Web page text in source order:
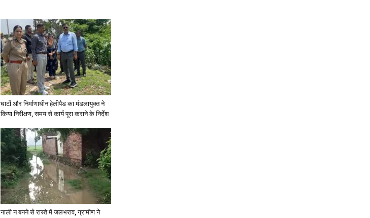
घाटों और निर्माणाधीन हेलीपैड का मंडलायुक्त ने
किया निरीक्षण, समय से कार्य पूरा कराने के निर्देश
नाली न बनने से रास्ते में जलभराव, ग्रामीण ने